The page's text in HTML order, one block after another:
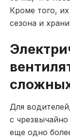
Кроме того,
сезона и
Для
с
еще одно